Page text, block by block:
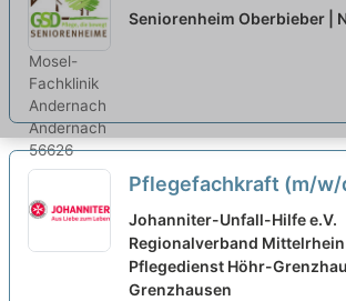
- Vervollständige
Seniorenheim Oberbieber |
Pflegefachkraft (m/
(20-32h/Woche) – Ihr
Arbeitsplatz in einem
das Sie zählen
Johanniter-Unfall-Hilfe e.V.
Regionalverband
Pflegedienst Höhr-
Grenzhausen